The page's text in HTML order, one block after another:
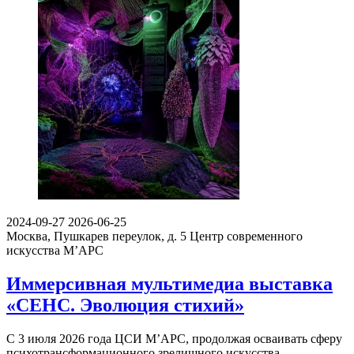
2024-09-27 2026-06-25
Москва, Пушкарев переулок, д. 5 Центр современного
искусства М’АРС
Иммерсивная мультимедиа выставка
«СЕНС. Эволюция стихий»
С 3 июля 2026 года ЦСИ М’АРС, продолжая осваивать сферу